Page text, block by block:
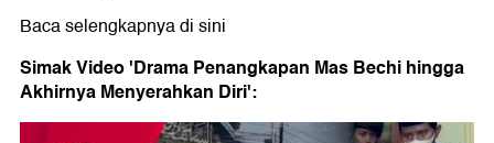
Baca selengkapnya di sini
Simak Video 'Drama Penangkapan Mas Bechi hingga
Akhirnya Menyerahkan Diri':